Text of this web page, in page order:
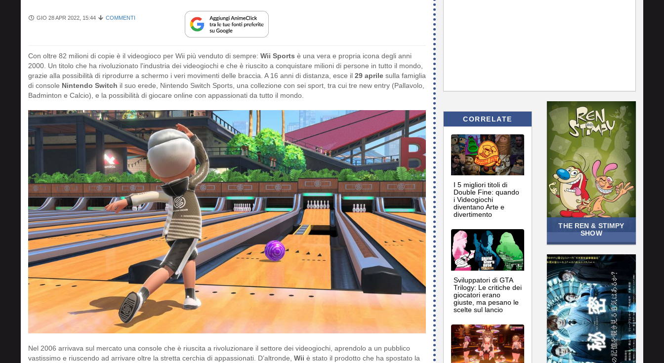
GIO 28 APR 2022, 15:44 COMMENTI
Con oltre 82 milioni di copie è il videogioco per Wii più venduto di sempre: Wii Sports è una vera e propria icona degli anni
2000. Un titolo che ha rivoluzionato l'industria dei videogiochi e che è riuscito a conquistare milioni di persone in tutto il mondo,
grazie alla possibilità di riprodurre a schermo i veri movimenti delle braccia. A 16 anni di distanza, esce il 29 aprile sulla famiglia
di console Nintendo Switch il suo erede, Nintendo Switch Sports, una collezione con sei sport, tra cui tre new entry (Pallavolo,
Badminton e Calcio), e la possibilità di giocare online con appassionati da tutto il mondo.
Nel 2006 arrivava sul mercato una console che è riuscita a rivoluzionare il settore dei videogiochi, aprendolo a un pubblico
vastissimo e riuscendo ad arrivare oltre la stretta cerchia di appassionati. D’altronde, Wii è stato il prodotto che ha spostato la
CORRELATE
I 5 migliori titoli di
Double Fine: quando
i Videogiochi
diventano Arte e
divertimento
Sviluppatori di GTA
Trilogy: Le critiche dei
giocatori erano
giuste, ma pesano le
scelte sul lancio
THE REN & STIMPY
SHOW